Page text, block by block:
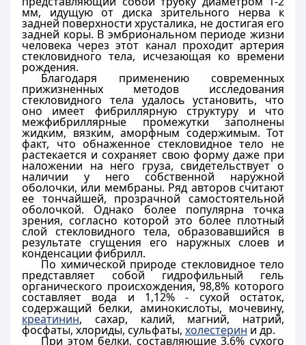
мм, идущую от диска зрительного нерва к
задней поверхности хрусталика, не достигая его
задней коры. В эмбриональном периоде жизни
человека через этот канал проходит артерия
стекловидного тела, исчезающая ко времени
рождения.
Благодаря применению современных
прижизненных методов исследования
стекловидного тела удалось установить, что
оно имеет фибриллярную структуру и что
межфибриллярные промежутки заполнены
жидким, вязким, аморфным содержимым. Тот
факт, что обнаженное стекловидное тело не
растекается и сохраняет свою форму даже при
наложении на него груза, свидетельствует о
наличии у него собственной наружной
оболочки, или мембраны. Ряд авторов считают
ее тончайшей, прозрачной самостоятельной
оболочкой. Однако более популярна точка
зрения, согласно которой это более плотный
слой стекловидного тела, образовавшийся в
результате сгущения его наружных слоев и
конденсации фибрилл.
По химической природе стекловидное тело
представляет собой гидрофильный гель
органического происхождения, 98,8% которого
составляет вода и 1,12% - сухой остаток,
содержащий белки, аминокислоты, мочевину,
креатинин, сахар, калий, магний, натрий,
фосфаты, хлориды, сульфаты, холестерин и др.
При этом белки, составляющие 3,6% сухого